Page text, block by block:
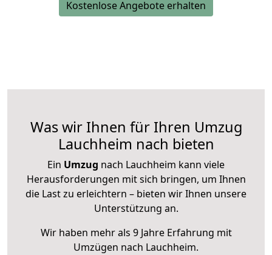
Kostenlose Angebote erhalten
Was wir Ihnen für Ihren Umzug
Lauchheim nach bieten
Ein Umzug nach Lauchheim kann viele
Herausforderungen mit sich bringen, um Ihnen
die Last zu erleichtern – bieten wir Ihnen unsere
Unterstützung an.
Wir haben mehr als 9 Jahre Erfahrung mit
Umzügen nach Lauchheim.